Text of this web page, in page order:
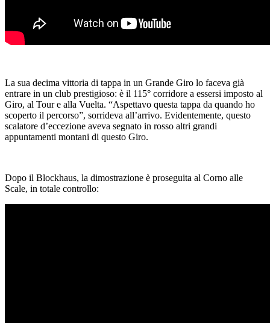
La sua decima vittoria di tappa in un Grande Giro lo faceva già
entrare in un club prestigioso: è il 115° corridore a essersi imposto al
Giro, al Tour e alla Vuelta. “Aspettavo questa tappa da quando ho
scoperto il percorso”, sorrideva all’arrivo. Evidentemente, questo
scalatore d’eccezione aveva segnato in rosso altri grandi
appuntamenti montani di questo Giro.
Dopo il Blockhaus, la dimostrazione è proseguita al Corno alle
Scale, in totale controllo: